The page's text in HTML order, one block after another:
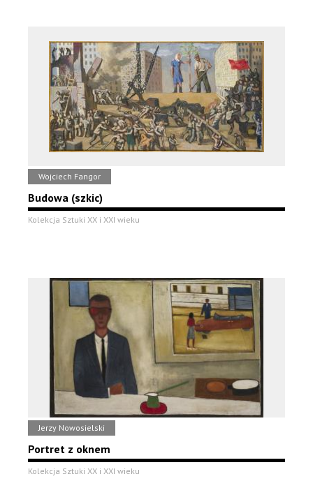
Wojciech Fangor
Budowa (szkic)
Kolekcja Sztuki XX i XXI wieku
Jerzy Nowosielski
Portret z oknem
Kolekcja Sztuki XX i XXI wieku